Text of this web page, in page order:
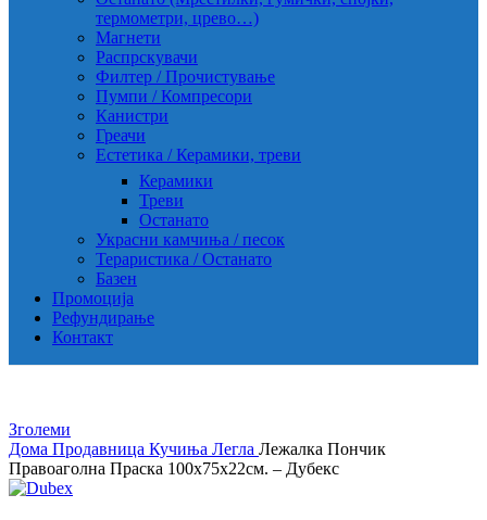
термометри, црево…)
Магнети
Распрскувачи
Филтер / Прочистување
Пумпи / Компресори
Канистри
Греачи
Естетика / Керамики, треви
Керамики
Треви
Останато
Украсни камчиња / песок
Тераристика / Останато
Базен
Промоција
Рефундирање
Контакт
Зголеми
Дома Продавница Кучиња Легла Лежалка Пончик
Правоаголна Праска 100х75х22см. – Дубекс